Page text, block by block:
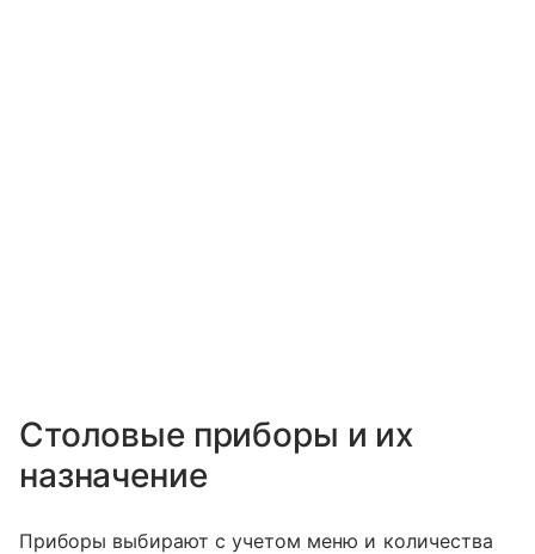
Столовые приборы и их
назначение
Приборы выбирают с учетом меню и количества